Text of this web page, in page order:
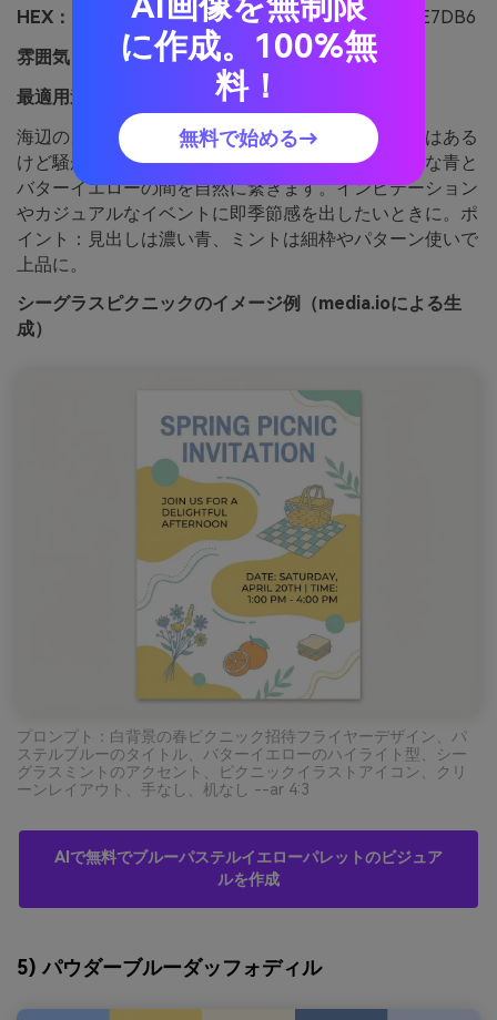
HEX：
#8FD0FF #FFEE93 #C8F1E8 #F8FBFF #4E7DB6
雰囲気：
さわやか、夏らしい、軽快
最適用途：
春のピクニック招待フライヤー
海辺のガラスやレモネードのように新鮮で、遊び心はある
けど騒がしくはない配色。ティールミントがクールな青と
バターイエローの間を自然に繋ぎます。インビテーション
やカジュアルなイベントに即季節感を出したいときに。ポ
イント：見出しは濃い青、ミントは細枠やパターン使いで
上品に。
シーグラスピクニックのイメージ例（media.ioによる生
成）
プロンプト：白背景の春ピクニック招待フライヤーデザイン、パ
ステルブルーのタイトル、バターイエローのハイライト型、シー
グラスミントのアクセント、ピクニックイラストアイコン、クリ
ーンレイアウト、手なし、机なし --ar 4:3
AIで無料でブルーパステルイエローパレットのビジュア
ルを作成
5) パウダーブルーダッフォディル
に作成。100%無
料！
無料で始める→